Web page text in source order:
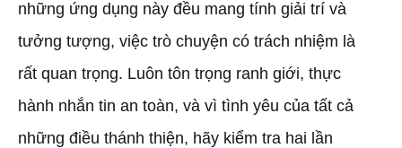
những ứng dụng này đều mang tính giải trí và
tưởng tượng, việc trò chuyện có trách nhiệm là
rất quan trọng. Luôn tôn trọng ranh giới, thực
hành nhắn tin an toàn, và vì tình yêu của tất cả
những điều thánh thiện, hãy kiểm tra hai lần